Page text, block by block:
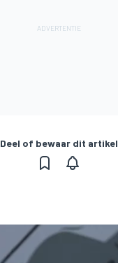
Deel of bewaar dit artikel